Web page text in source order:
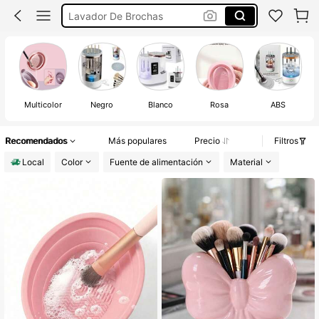
Lavador De Brochas
Limpia Brochas De Maquillaje
Limpiador De Brochas
Multicolor Negro Blanco Rosa ABS
Recomendados Más populares Precio
Filtros
Local
Color Fuente de alimentación Material